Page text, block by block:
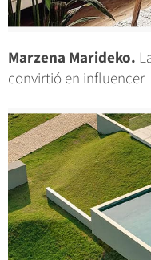
Marzena Marideko.
convirtió en influencer